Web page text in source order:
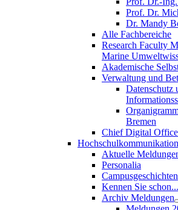
Prof. Dr.
Dr. Mandy
Alle Fachbereiche
Research Faculty
Marine
Akademische
Verwaltung und
Datenschutz
Bremen
Chief Digital
Aktuelle
Personalia
Campusgeschichten
Kennen Sie
Archiv Meldungen